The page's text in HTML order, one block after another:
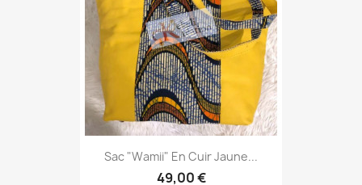
Sac "Wamii" En Cuir Jaune...
49,00 €